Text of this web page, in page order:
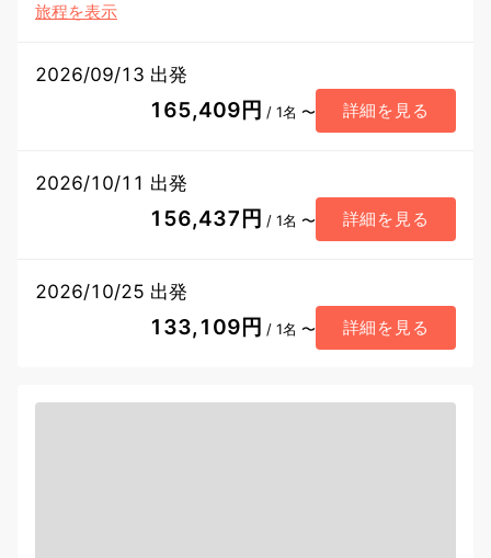
旅程を表示
2026/09/13 出発
165,409円 / 1名 〜 詳細を見る
2026/10/11 出発
156,437円 / 1名 〜 詳細を見る
2026/10/25 出発
133,109円 / 1名 〜 詳細を見る